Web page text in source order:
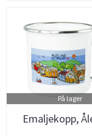
På lager
Emaljekopp,